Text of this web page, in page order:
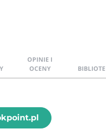
OPINIE I
OCENY